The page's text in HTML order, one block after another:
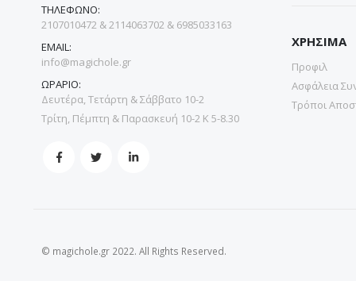
ΤΗΛΕΦΩΝΟ:
2107010472 & 2114063702 & 6985033163
EMAIL:
info@magichole.gr
ΩΡΑΡΙΟ:
Δευτέρα, Τετάρτη & Σάββατο 10-2
Τρίτη, Πέμπτη & Παρασκευή 10-2 Κ 5-8.30
ΧΡΗΣΙΜΑ
Προφιλ
Ασφάλεια
Τρόποι
© magichole.gr 2022. All Rights Reserved.